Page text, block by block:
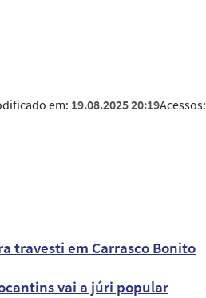
em: 19.08.2025 20:19Acessos:
travesti em Carrasco Bonito
vai a júri popular